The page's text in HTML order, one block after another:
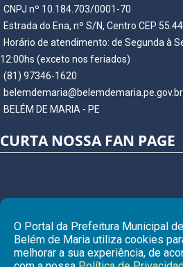
CNPJ nº 10.184.703/0001-70
Estrada do Ena, nº S/N, Centro CEP
Horário de atendimento: de Segunda à
12:00hs (exceto nos feriados)
(81) 97346-1620
belemdemaria@belemdemaria.pe.gov.br
BELÉM DE MARIA - PE
CURTA NOSSA FAN PAGE
O Portal da Prefeitura Municipal de
Belém de Maria utiliza cookies
melhorar a sua experiência, de